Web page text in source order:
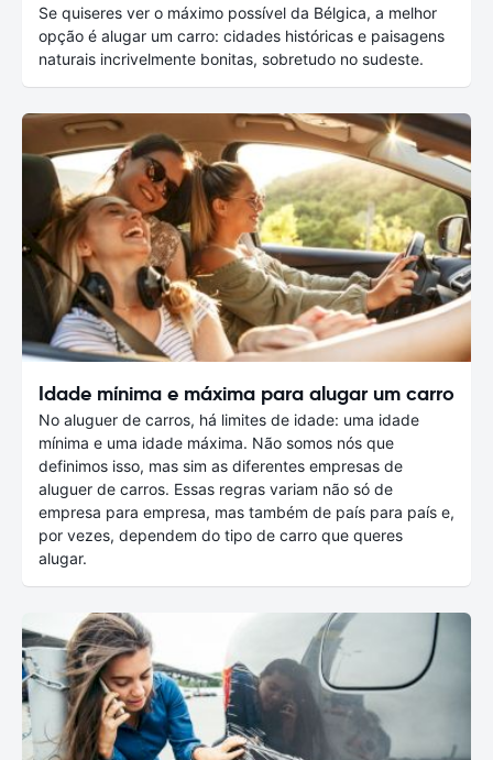
Se quiseres ver o máximo possível da Bélgica, a melhor
opção é alugar um carro: cidades históricas e paisagens
naturais incrivelmente bonitas, sobretudo no sudeste.
Idade mínima e máxima para alugar um carro
No aluguer de carros, há limites de idade: uma idade
mínima e uma idade máxima. Não somos nós que
definimos isso, mas sim as diferentes empresas de
aluguer de carros. Essas regras variam não só de
empresa para empresa, mas também de país para país e,
por vezes, dependem do tipo de carro que queres
alugar.